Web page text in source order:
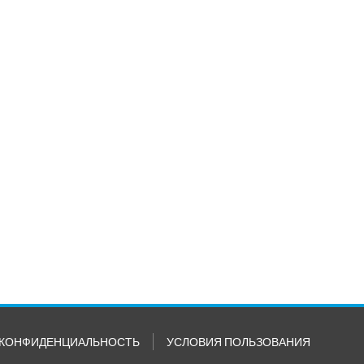
КОНФИДЕНЦИАЛЬНОСТЬ УСЛОВИЯ ПОЛЬЗОВАНИЯ